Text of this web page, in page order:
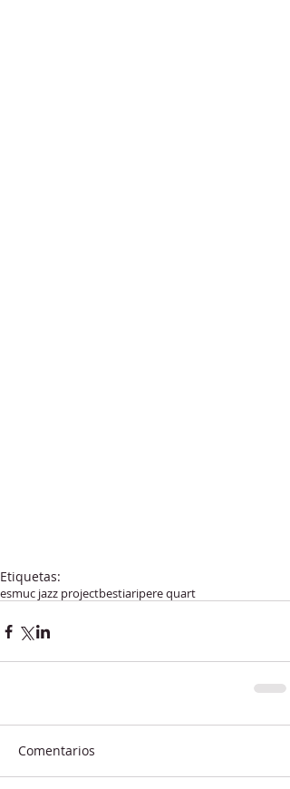
Etiquetas:
esmuc jazz projectbestiaripere quart
Comentarios